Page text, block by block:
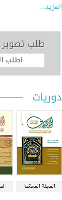
المزيد...
دوريات
المجلة المحكمة